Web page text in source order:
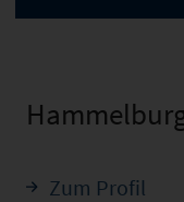
Zum Profil